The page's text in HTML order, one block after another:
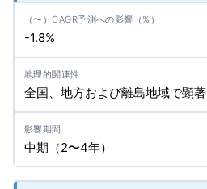
-1.8%
全国、地方および離島地域で顕著
中期（2〜4年）